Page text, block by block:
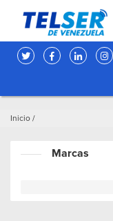
Inicio /
Marcas